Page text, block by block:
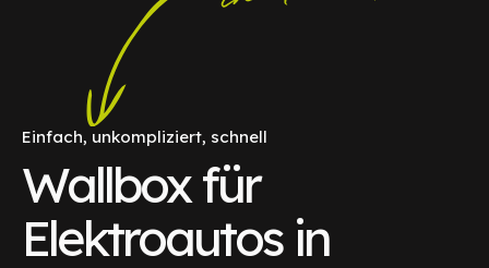
Einfach, unkompliziert, schnell
Wallbox für
Elektroautos in